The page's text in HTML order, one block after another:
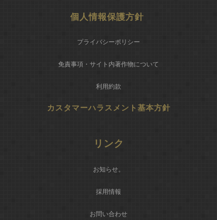
個人情報保護方針
プライバシーポリシー
免責事項・サイト内著作物について
利用約款
カスタマーハラスメント基本方針
リンク
お知らせ。
採用情報
お問い合わせ